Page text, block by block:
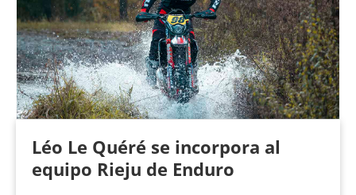
Léo Le Quéré se incorpora al
equipo Rieju de Enduro